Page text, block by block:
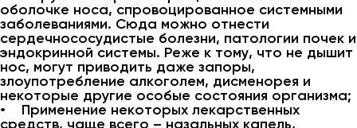
оболочке носа, спровоцированное системными
заболеваниями. Сюда можно отнести
сердечнососудистые болезни, патологии почек и
эндокринной системы. Реже к тому, что не дышит
нос, могут приводить даже запоры,
злоупотребление алкоголем, дисменорея и
некоторые другие особые состояния организма;
• Применение некоторых лекарственных
средств, чаще всего – назальных капель,